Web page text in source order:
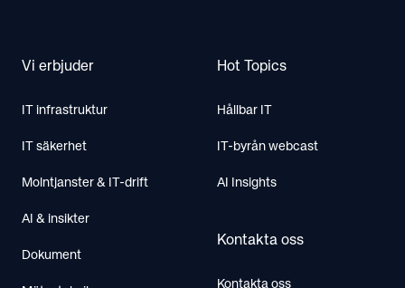
Vi erbjuder
IT infrastruktur
IT säkerhet
Molntjanster & IT-drift
AI & insikter
Dokument
Hot Topics
Hållbar IT
IT-byrån webcast
AI Insights
Kontakta oss
Kontakta oss